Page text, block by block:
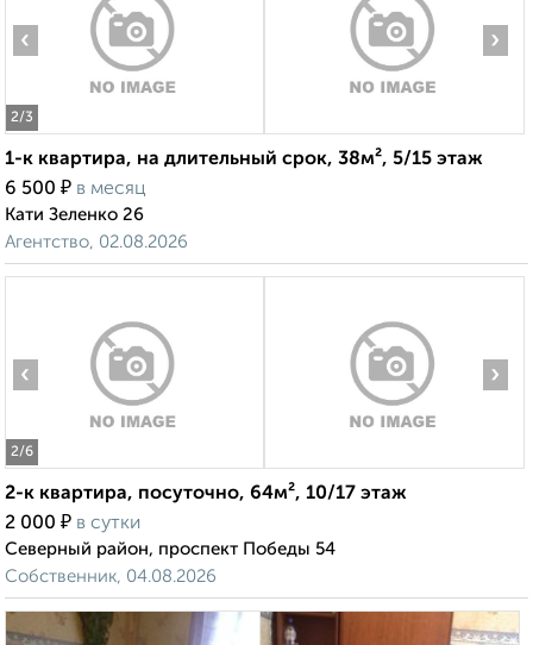
2/3
‹ ›
1-к квартира, на длительный срок, 38м², 5/15 этаж
6 500 ₽ в месяц
Кати Зеленко 26
Агентство, 02.08.2026
2/6
‹ ›
2-к квартира, посуточно, 64м², 10/17 этаж
2 000 ₽ в сутки
Северный район, проспект Победы 54
Собственник, 04.08.2026